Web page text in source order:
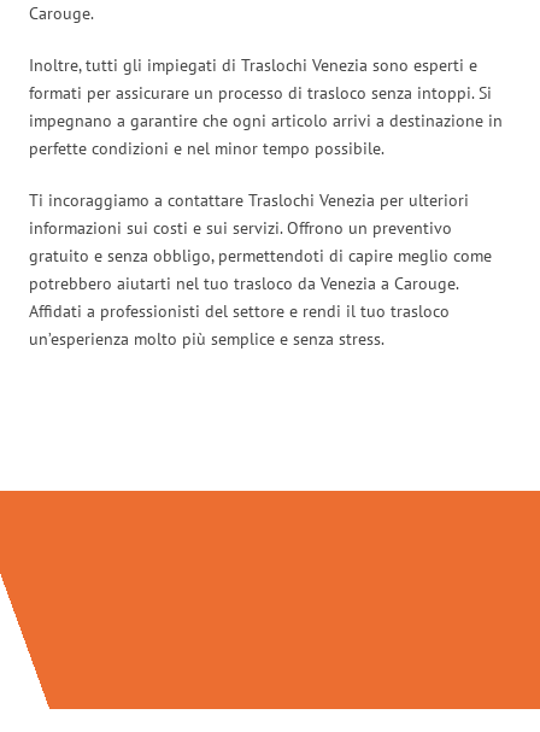
Carouge.
Inoltre, tutti gli impiegati di Traslochi Venezia sono esperti e
formati per assicurare un processo di trasloco senza intoppi. Si
impegnano a garantire che ogni articolo arrivi a destinazione in
perfette condizioni e nel minor tempo possibile.
Ti incoraggiamo a contattare Traslochi Venezia per ulteriori
informazioni sui costi e sui servizi. Offrono un preventivo
gratuito e senza obbligo, permettendoti di capire meglio come
potrebbero aiutarti nel tuo trasloco da Venezia a Carouge.
Affidati a professionisti del settore e rendi il tuo trasloco
un’esperienza molto più semplice e senza stress.